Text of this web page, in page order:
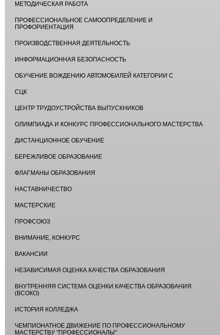
МЕТОДИЧЕСКАЯ РАБОТА
ПРОФЕССИОНАЛЬНОЕ САМООПРЕДЕЛЕНИЕ И
ПРОФОРИЕНТАЦИЯ
ПРОИЗВОДСТВЕННАЯ ДЕЯТЕЛЬНОСТЬ
ИНФОРМАЦИОННАЯ БЕЗОПАСНОСТЬ
ОБУЧЕНИЕ ВОЖДЕНИЮ АВТОМОБИЛЕЙ КАТЕГОРИИ С
СЦК
ЦЕНТР ТРУДОУСТРОЙСТВА ВЫПУСКНИКОВ
ОЛИМПИАДА И КОНКУРС ПРОФЕССИОНАЛЬНОГО МАСТЕРСТВА
ДИСТАНЦИОННОЕ ОБУЧЕНИЕ
БЕРЕЖЛИВОЕ ОБРАЗОВАНИЕ
ФЛАГМАНЫ ОБРАЗОВАНИЯ
НАСТАВНИЧЕСТВО
МАСТЕРСКИЕ
ПРОФСОЮЗ
ВНИМАНИЕ, КОНКУРС
ВАКАНСИИ
НЕЗАВИСИМАЯ ОЦЕНКА КАЧЕСТВА ОБРАЗОВАНИЯ
ВНУТРЕННЯЯ СИСТЕМА ОЦЕНКИ КАЧЕСТВА ОБРАЗОВАНИЯ
(ВСОКО)
ИСТОРИЯ КОЛЛЕДЖА
ЧЕМПИОНАТНОЕ ДВИЖЕНИЕ ПО ПРОФЕССИОНАЛЬНОМУ
МАСТЕРСТВУ "ПРОФЕССИОНАЛЫ"